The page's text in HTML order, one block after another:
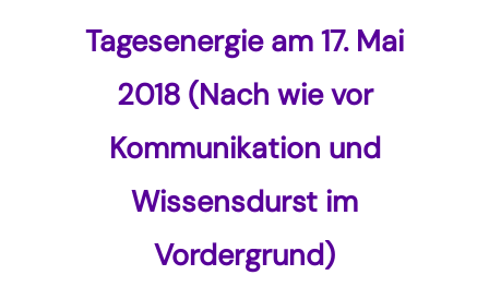
Tagesenergie am 17. Mai
2018 (Nach wie vor
Kommunikation und
Wissensdurst im
Vordergrund)